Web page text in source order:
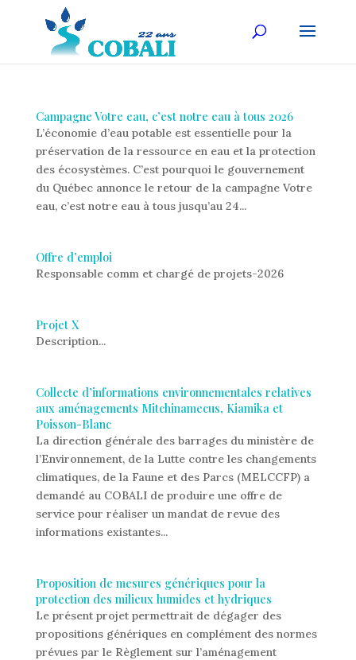
Campagne Votre eau, c’est notre eau à tous 2026
L’économie d’eau potable est essentielle pour la
préservation de la ressource en eau et la protection
des écosystèmes. C’est pourquoi le gouvernement
du Québec annonce le retour de la campagne Votre
eau, c’est notre eau à tous jusqu’au 24...
Offre d’emploi
Responsable comm et chargé de projets-2026
Projet X
Description...
Collecte d’informations environnementales relatives
aux aménagements Mitchinamecus, Kiamika et
Poisson-Blanc
La direction générale des barrages du ministère de
l’Environnement, de la Lutte contre les changements
climatiques, de la Faune et des Parcs (MELCCFP) a
demandé au COBALI de produire une offre de
service pour réaliser un mandat de revue des
informations existantes...
Proposition de mesures génériques pour la
protection des milieux humides et hydriques
Le présent projet permettrait de dégager des
propositions génériques en complément des normes
prévues par le Règlement sur l’aménagement